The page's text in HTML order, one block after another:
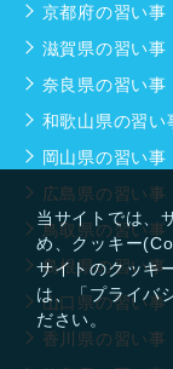
当サイトでは、
め、クッキー
サイトのクッキ
は、「プライバ
ださい。
京都府の習い事
滋賀県の習い事
奈良県の習い事
和歌山県の習い
岡山県の習い事
広島県の習い事
鳥取県の習い事
島根県の習い事
山口県の習い事
香川県の習い事